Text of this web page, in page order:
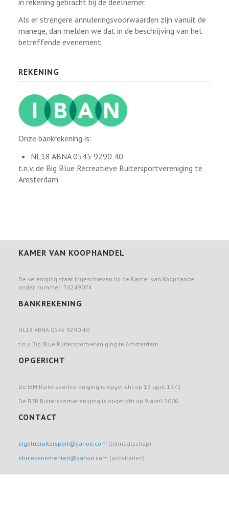
in rekening gebracht bij de deelnemer.
Als er strengere annuleringsvoorwaarden zijn vanuit de
manege, dan melden we dat in de beschrijving van het
betreffende evenement.
REKENING
Onze bankrekening is:
NL18 ABNA 0545 9290 40
t.n.v. de Big Blue Recreatieve Ruitersportvereniging te
Amsterdam
KAMER VAN KOOPHANDEL
De vereniging staat ingeschreven bij de Kamer van Koophandel
onder nummer: 34249074
BANKREKENING
NL18 ABNA 0545 9290 40
t.n.v. Big Blue Ruitersportvereniging te Amsterdam
OPGERICHT
De IBM Ruitersportvereniging is opgericht op 13 april 1971
De BBR Ruitersportvereniging is opgericht op 9 april 2006
CONTACT
bigblueruitersport@yahoo.com (lidmaatschap)
bbrr.evenementen@yahoo.com (activiteiten)